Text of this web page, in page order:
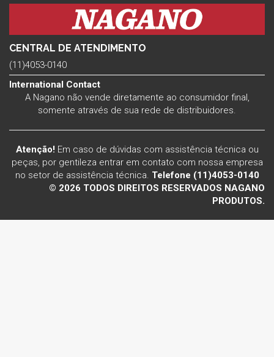
CENTRAL DE ATENDIMENTO
(11)4053-0140
International Contact
A Nagano não vende diretamente ao consumidor final,
somente através de sua rede de distribuidores.
Atenção! Em caso de dúvidas com assistência técnica ou
peças, por gentileza entrar em contato com nossa empresa
no setor de assistência técnica. Telefone (11)4053-0140
© 2026 TODOS DIREITOS RESERVADOS NAGANO
PRODUTOS.